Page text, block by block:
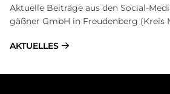
Ak­tu­el­le Bei­trä­ge aus den So­cial-
gäß­ner GmbH in Freu­den­berg (Kreis
AKTUELLES